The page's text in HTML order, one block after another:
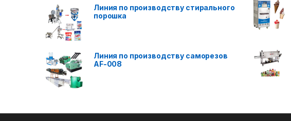
out of 5
Линия по производству стирального
порошка
Линия по производству саморезов
AF-008